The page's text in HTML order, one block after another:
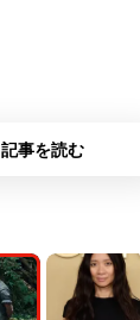
記事を読む